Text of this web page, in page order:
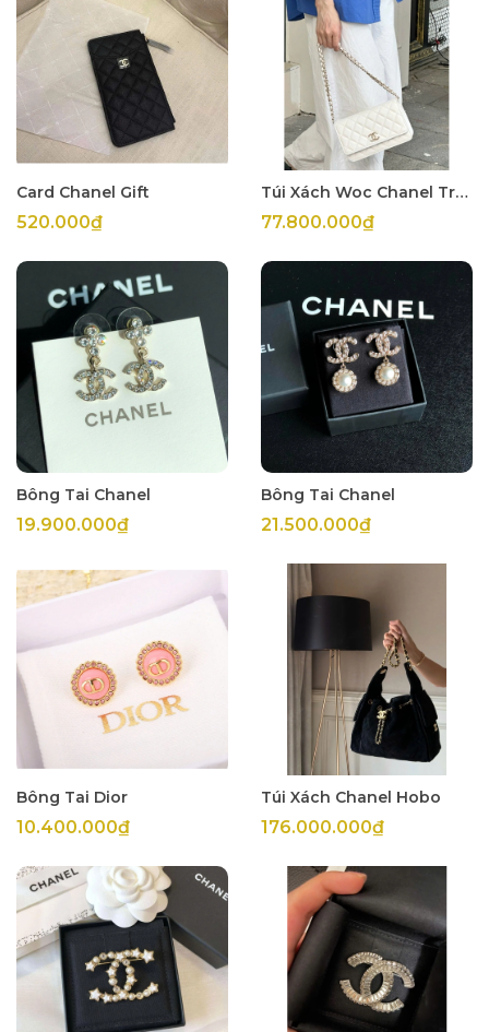
Card Chanel Gift
520.000₫
Túi Xách Woc Chanel Trắng
77.800.000₫
Bông Tai Chanel
19.900.000₫
Bông Tai Chanel
21.500.000₫
Bông Tai Dior
10.400.000₫
Túi Xách Chanel Hobo
176.000.000₫